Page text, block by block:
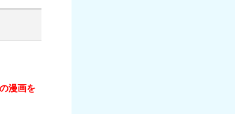
漫画を